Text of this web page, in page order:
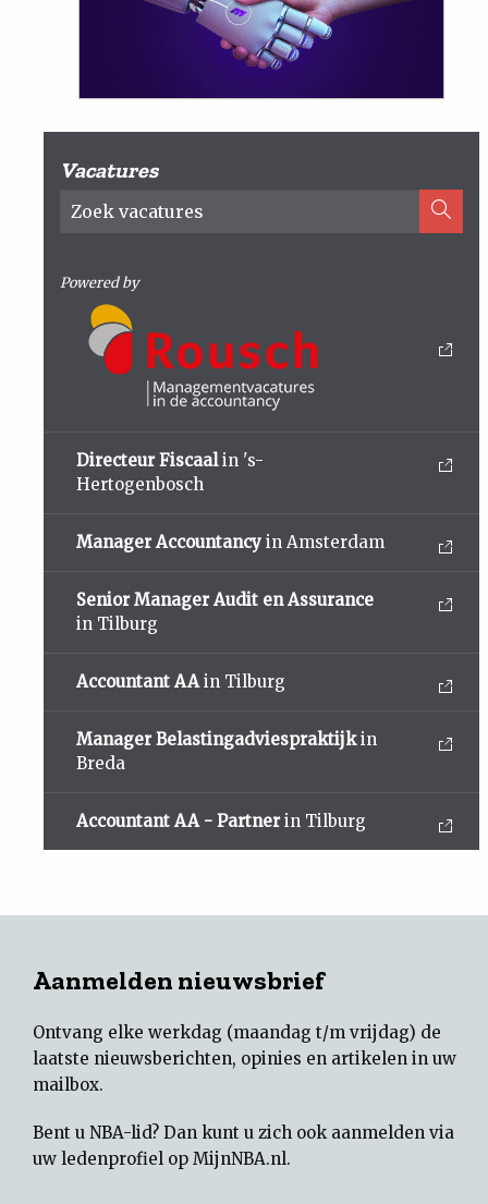
Vacatures
Powered by
Directeur Fiscaalin 's-
Hertogenbosch
Manager Accountancy in Amsterdam
Senior Manager Audit en Assurance
in Tilburg
Accountant AA in Tilburg
Manager Belastingadviespraktijkin
Breda
Accountant AA - Partner in Tilburg
Aanmelden nieuwsbrief
Ontvang elke werkdag (maandag t/m vrijdag) de
laatste nieuwsberichten, opinies en artikelen in uw
mailbox.
Bent u NBA-lid? Dan kunt u zich ook aanmelden via
uw ledenprofiel op MijnNBA.nl.